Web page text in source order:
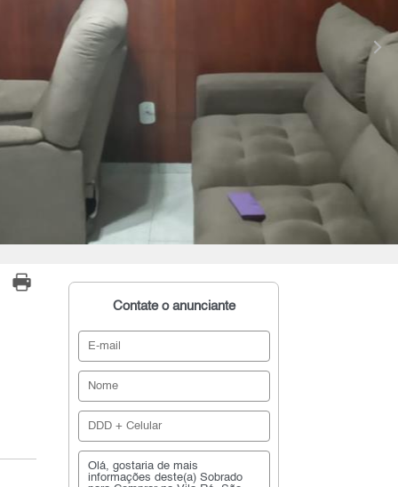
Contate o anunciante